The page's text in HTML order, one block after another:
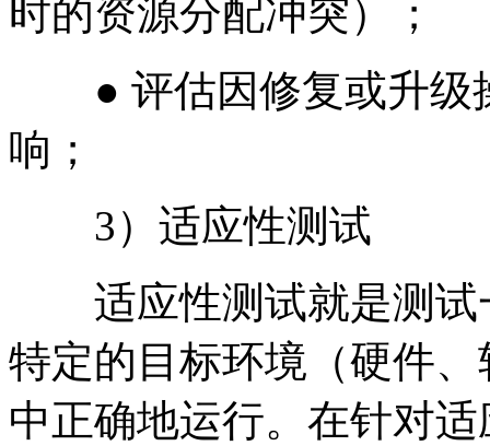
时的资源分配冲突）；
● 评估因修复或升级
响；
3）适应性测试
适应性测试就是测试
特定的目标环境（硬件
中正确地运行。在针对